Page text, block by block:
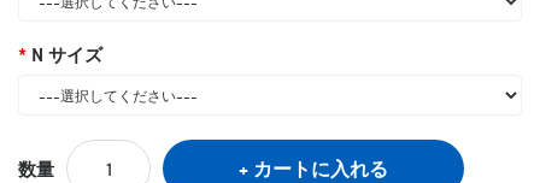
N サイズ
数量 カートに入れる